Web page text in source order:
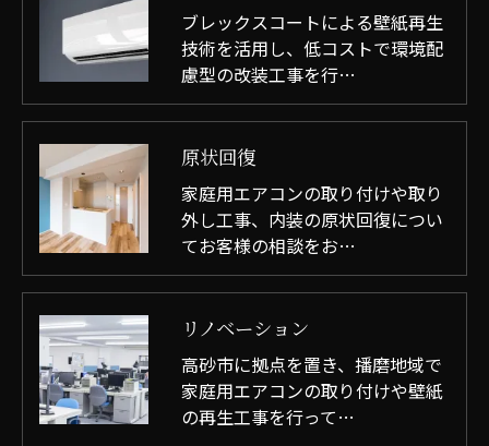
ブレックスコートによる壁紙再生
技術を活用し、低コストで環境配
慮型の改装工事を行…
原状回復
家庭用エアコンの取り付けや取り
外し工事、内装の原状回復につい
てお客様の相談をお…
リノベーション
高砂市に拠点を置き、播磨地域で
家庭用エアコンの取り付けや壁紙
の再生工事を行って…